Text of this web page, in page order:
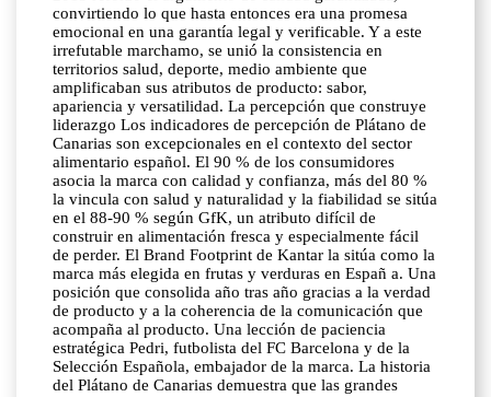
convirtiendo lo que hasta entonces era una promesa
emocional en una garantía legal y verificable. Y a este
irrefutable marchamo, se unió la consistencia en
territorios salud, deporte, medio ambiente que
amplificaban sus atributos de producto: sabor,
apariencia y versatilidad. La percepción que construye
liderazgo Los indicadores de percepción de Plátano de
Canarias son excepcionales en el contexto del sector
alimentario español. El 90 % de los consumidores
asocia la marca con calidad y confianza, más del 80 %
la vincula con salud y naturalidad y la fiabilidad se sitúa
en el 88-90 % según GfK, un atributo difícil de
construir en alimentación fresca y especialmente fácil
de perder. El Brand Footprint de Kantar la sitúa como la
marca más elegida en frutas y verduras en Españ a. Una
posición que consolida año tras año gracias a la verdad
de producto y a la coherencia de la comunicación que
acompaña al producto. Una lección de paciencia
estratégica Pedri, futbolista del FC Barcelona y de la
Selección Española, embajador de la marca. La historia
del Plátano de Canarias demuestra que las grandes